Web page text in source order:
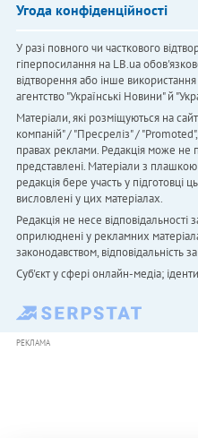
Угода конфіденційності
У разі повного чи часткового
гіперпосилання на LB.ua
відтворення або інше
агентство "Українськi Новини" й
Матеріали, які розміщуються на
компаній" / "Пресреліз" /
правах реклами. Редакція може не
представлені. Матеріали з
редакція бере участь у підготовці
висловлені у цих матеріалах.
Редакція не несе відповідальності
оприлюднені у рекламних
законодавством, відповідальність
Cуб'єкт у сфері онлайн-медіа;
РЕКЛАМА